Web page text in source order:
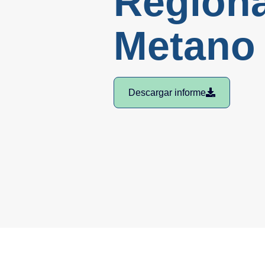
Metano
Descargar informe